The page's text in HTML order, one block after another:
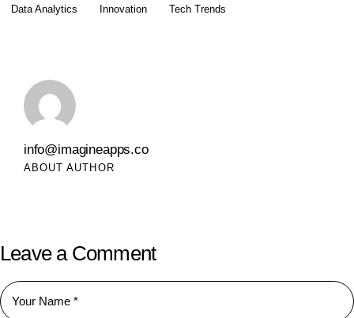
Data Analytics Innovation Tech Trends
info@imagineapps.co
ABOUT AUTHOR
Leave a Comment